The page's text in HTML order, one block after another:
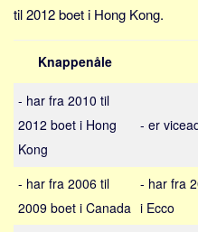
Tyrkiet
Spanien
Sverige
Norge
Thailand
Italien
Grækenland
til 2012 boet i Hong Kong.
Knappenåle
- har fra 2010 til
2012 boet i Hong
Kong
- er
- har fra 2006 til
2009 boet i Canada
- har fra
i Ecco